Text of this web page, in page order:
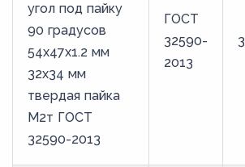
угол под пайку
90 градусов
54х47х1.2 мм
32х34 мм
твердая пайка
М2т ГОСТ
32590-2013
ГОСТ
32590-
2013